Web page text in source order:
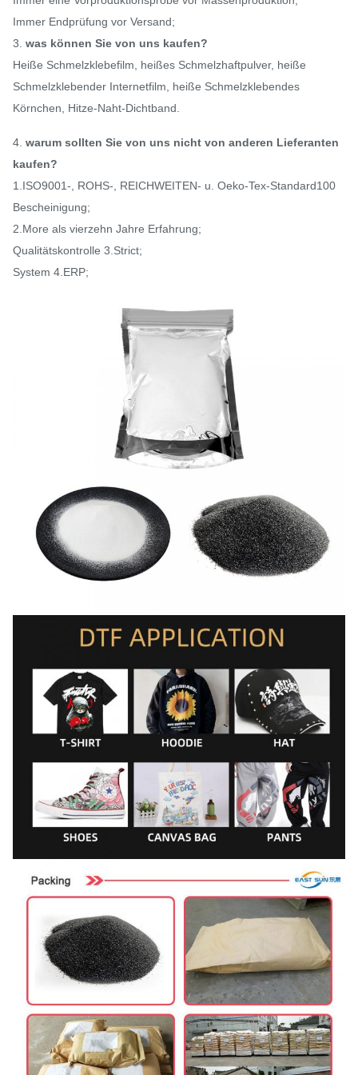
Immer Endprüfung vor Versand;
3. was können Sie von uns kaufen?
Heiße Schmelzklebefilm, heißes Schmelzhaftpulver, heiße
Schmelzklebender Internetfilm, heiße Schmelzklebendes
Körnchen, Hitze-Naht-Dichtband.
4. warum sollten Sie von uns nicht von anderen Lieferanten
kaufen?
1.ISO9001-, ROHS-, REICHWEITEN- u. Oeko-Tex-Standard100
Bescheinigung;
2.More als vierzehn Jahre Erfahrung;
Qualitätskontrolle 3.Strict;
System 4.ERP;